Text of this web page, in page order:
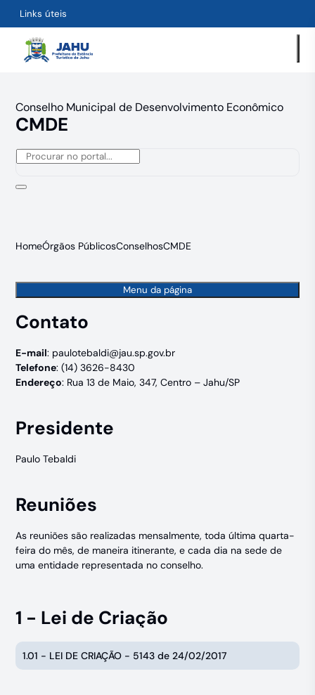
Links úteis
Conselho Municipal de Desenvolvimento Econômico
CMDE
HomeÓrgãos PúblicosConselhosCMDE
Menu da página
Contato
E-mail: paulotebaldi@jau.sp.gov.br
Telefone: (14) 3626-8430
Endereço: Rua 13 de Maio, 347, Centro – Jahu/SP
Presidente
Paulo Tebaldi
Reuniões
As reuniões são realizadas mensalmente, toda última quarta-
feira do mês, de maneira itinerante, e cada dia na sede de
uma entidade representada no conselho.
1 - Lei de Criação
1.01 - LEI DE CRIAÇÃO - 5143 de 24/02/2017